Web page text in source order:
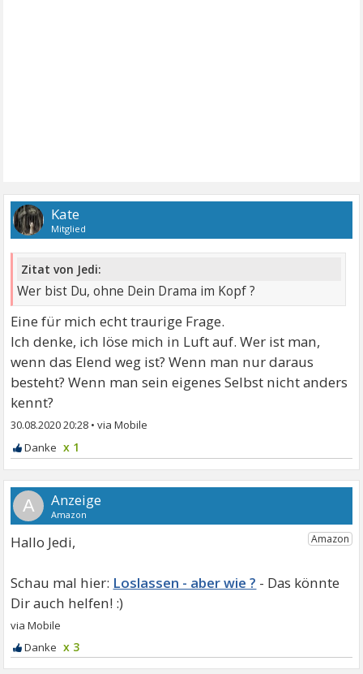
Kate
Mitglied
Zitat von Jedi:
Wer bist Du, ohne Dein Drama im Kopf ?
Eine für mich echt traurige Frage.
Ich denke, ich löse mich in Luft auf. Wer ist man,
wenn das Elend weg ist? Wenn man nur daraus
besteht? Wenn man sein eigenes Selbst nicht anders
kennt?
30.08.2020 20:28 •
x 1
A
Hallo Jedi,
Loslassen - aber wie ?
x 3